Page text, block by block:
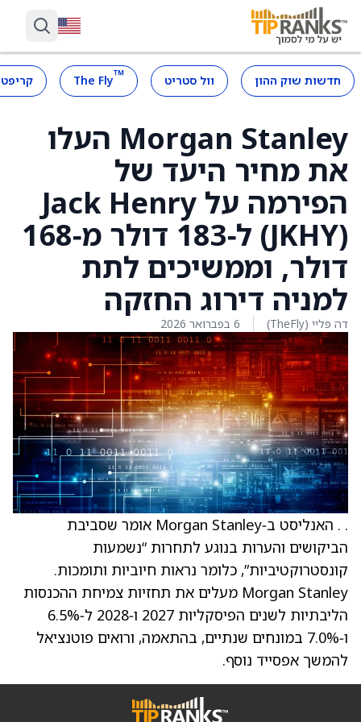
חדשות שוק ההון וול סטריט ™
The Fly
Morgan Stanley העלו
את מחיר היעד של
הפירמה על Jack Henry
‏(JKHY) ל‑183 דולר מ‑168
דולר, וממשיכים לתת
למניה דירוג החזקה
דה פליי (TheFly) 6 בפברואר 2026
. . האנליסט ב‑Morgan Stanley אומר שסביבת
הביקושים והערות בנוגע לתחרות “נשמעות
קונסטרוקטיביות”, כלומר נראות חיוביות ותומכות.
Morgan Stanley מעלים את תחזיות צמיחת ההכנסות
הליבתיות לשנים הפיסקליות 2027 ו‑2028 ל‑6.5%
ו‑7.0% במונחים שנתיים, בהתאמה, ורואים פוטנציאל
להמשך אפסייד נוסף.